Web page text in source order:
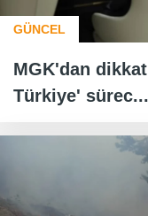
GÜNCEL
MGK'dan
Türkiye' sürec...